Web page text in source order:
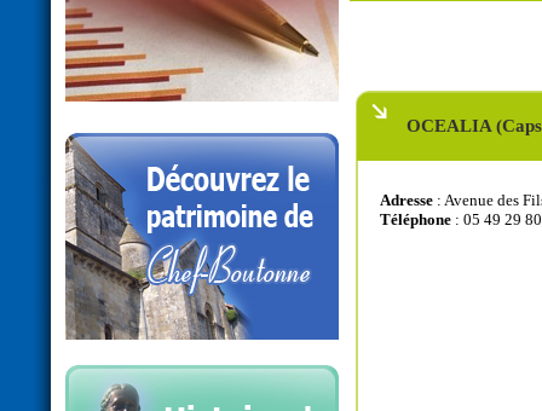
OCEALIA
Adresse : Avenue des
Téléphone : 05 49 29